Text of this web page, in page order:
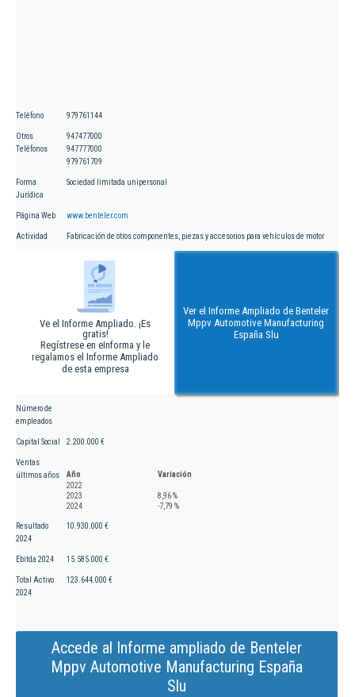
Teléfono 979761144
Otros
Teléfonos
947477000
947777000
979761709
Forma
Jurídica
Sociedad limitada unipersonal
Página Web www.benteler.com
Actividad Fabricación de otros componentes, piezas y accesorios para vehículos de motor
Ve el Informe Ampliado. ¡Es
gratis!
Regístrese en eInforma y le
regalamos el Informe Ampliado
de esta empresa
Ver el Informe Ampliado de Benteler
Mppv Automotive Manufacturing
España Slu
Número de
empleados
Capital Social 2.200.000 €
Ventas
últimos años
Año
Variación
2022
2023
8,96 %
2024
-7,79 %
Resultado
2024
10.930.000 €
Ebitda 2024 15.585.000 €
Total Activo
2024
123.644.000 €
Accede al Informe ampliado de Benteler
Mppv Automotive Manufacturing España
Slu